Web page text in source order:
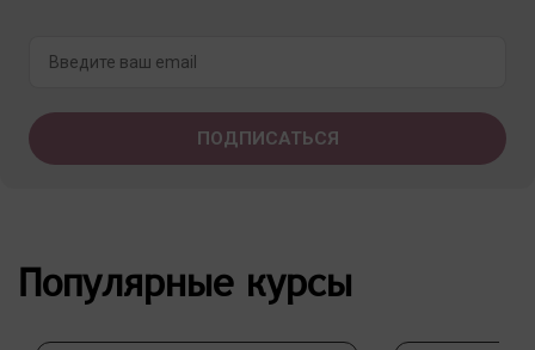
Популярные курсы